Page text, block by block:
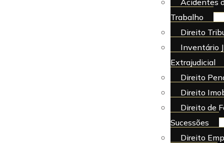
Acidentes
Trabalho
Direito
Inventário
Extrajudicial
Direito
Direito
Direito de
Sucessões
Direito